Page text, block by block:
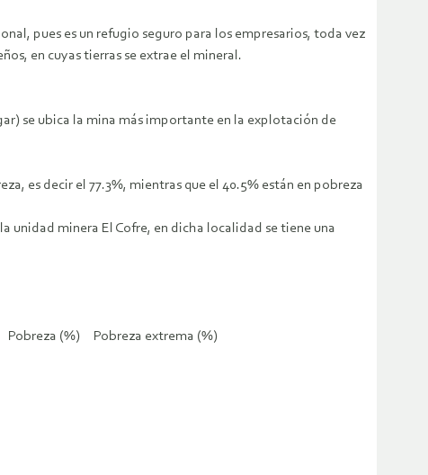
pues es un refugio seguro para los empresarios, toda vez
en cuyas tierras se extrae el mineral.
se ubica la mina más importante en la explotación de
es decir el 77.3%, mientras que el 40.5% están en pobreza
unidad minera El Cofre, en dicha localidad se tiene una
(%) Pobreza extrema (%)